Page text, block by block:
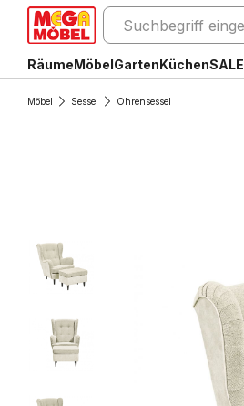
RäumeMöbelGartenKüchenSALE
Möbel Sessel Ohrensessel